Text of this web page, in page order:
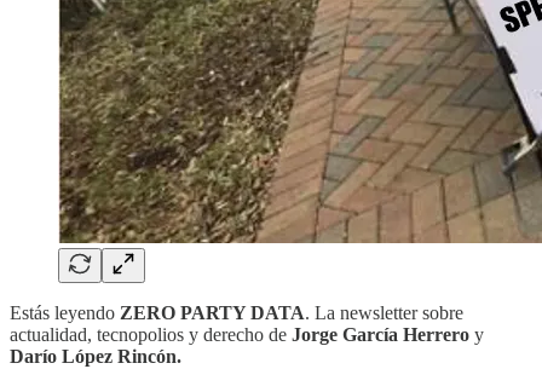
Estás leyendo ZERO PARTY DATA. La newsletter sobre
actualidad, tecnopolios y derecho de Jorge García Herrero y
Darío López Rincón.